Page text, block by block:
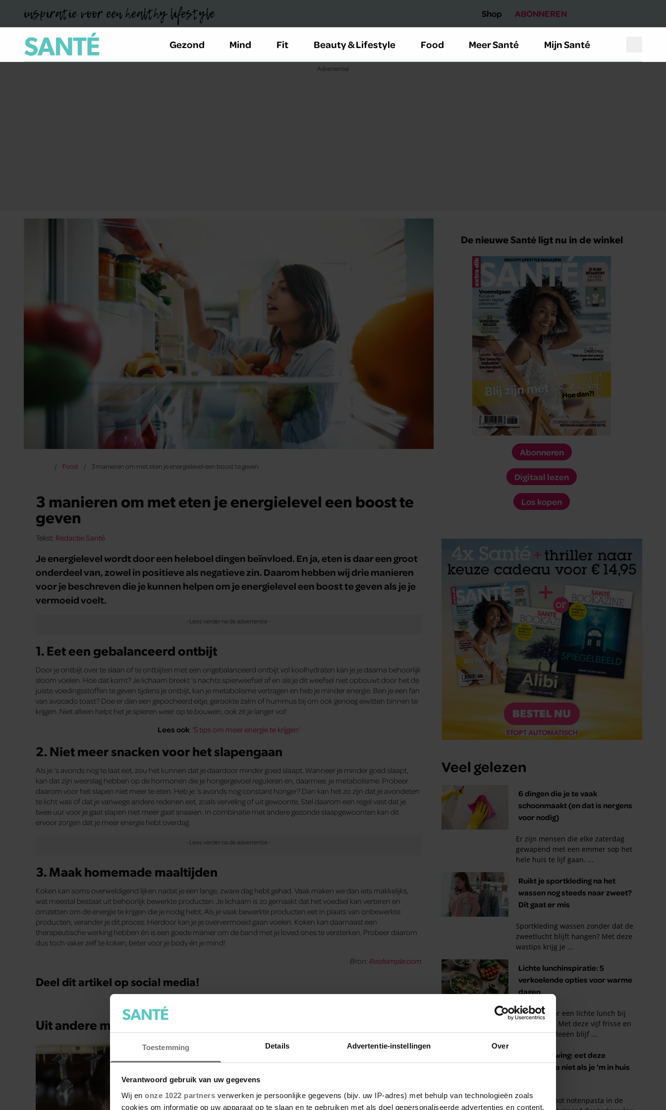
Toestemming Details Advertentie-instellingen Over
Verantwoord gebruik van uw gegevens
Wij en onze 1022 partners verwerken je persoonlijke gegevens (bijv. uw IP-adres) met behulp van technologieën zoals
cookies om informatie op uw apparaat op te slaan en te gebruiken met als doel gepersonaliseerde advertenties en content,
inspiratie voor een healthy lifestyle Shop ABONNEREN
Gezond Mind Fit Beauty & Lifestyle Food Meer Santé Mijn Santé
Food 3 manieren om met eten je energielevel een boost te geven
3 manieren om met eten je energielevel een boost te
geven
Tekst: Redactie Santé
Je energielevel wordt door een heleboel dingen beïnvloed. En ja, eten is daar een groot
onderdeel van, zowel in positieve als negatieve zin. Daarom hebben wij drie manieren
voor je beschreven die je kunnen helpen om je energielevel een boost te geven als je je
vermoeid voelt.
1. Eet een gebalanceerd ontbijt
Door je ontbijt over te slaan of te ontbijten met een ongebalanceerd ontbijt vol koolhydraten kan je je daarna behoorlijk
sloom voelen. Hoe dat komt? Je lichaam breekt ’s nachts spierweefsel af en als je dit weefsel niet opbouwt door het de
juiste voedingsstoffen te geven tijdens je ontbijt, kan je metabolisme vertragen en heb je minder energie. Ben je een fan
van avocado toast? Doe er dan een gepocheerd eitje, gerookte zalm of hummus bij om ook genoeg eiwitten binnen te
krijgen. Niet alleen helpt het je spieren weer op te bouwen, ook zit je langer vol!
Lees ook: ‘5 tips om meer energie te krijgen’
2. Niet meer snacken voor het slapengaan
Als je ’s avonds nog te laat eet, zou het kunnen dat je daardoor minder goed slaapt. Wanneer je minder goed slaapt,
kan dat zijn weerslag hebben op de hormonen die je hongergevoel reguleren en, daarmee, je metabolisme. Probeer
daarom voor het slapen niet meer te eten. Heb je ’s avonds nog constant honger? Dan kan het zo zijn dat je avondeten
te licht was of dat je vanwege andere redenen eet, zoals verveling of uit gewoonte. Stel daarom een regel vast dat je
twee uur voor je gaat slapen niet meer gaat snaaien. In combinatie met andere gezonde slaapgewoonten kan dit
ervoor zorgen dat je meer energie hebt overdag.
3. Maak homemade maaltijden
Koken kan soms overweldigend lijken nadat je een lange, zware dag hebt gehad. Vaak maken we dan iets makkelijks,
wat meestal bestaat uit behoorlijk bewerkte producten. Je lichaam is zo gemaakt dat het voedsel kan verteren en
omzetten om de energie te krijgen die je nodig hebt. Als je vaak bewerkte producten eet in plaats van onbewerkte
producten, verander je dit proces. Hierdoor kan je je oververmoeid gaan voelen. Koken kan daarnaast een
therapeutische werking hebben én is een goede manier om de band met je loved ones te versterken. Probeer daarom
dus toch vaker zelf te koken; beter voor je body én je mind!
Bron:Realsimple.com
Deel dit artikel op social media!
Uit andere media
De nieuwe Santé ligt nu in de winkel
Abonneren
Digitaal lezen
Los kopen